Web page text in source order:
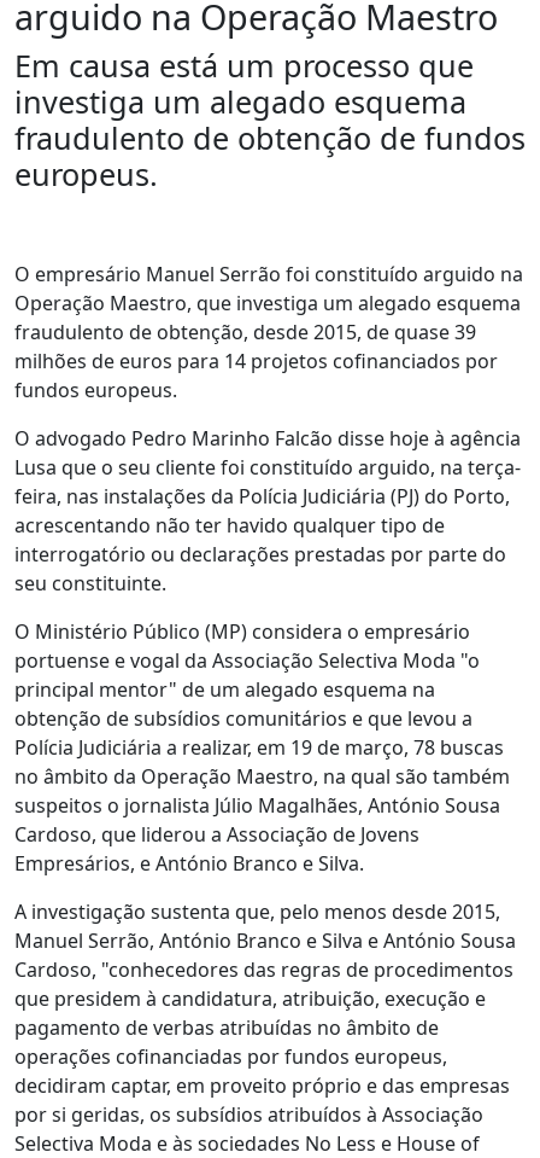
arguido na Operação Maestro
Em causa está um processo que
investiga um alegado esquema
fraudulento de obtenção de fundos
europeus.
O empresário Manuel Serrão foi constituído arguido na
Operação Maestro, que investiga um alegado esquema
fraudulento de obtenção, desde 2015, de quase 39
milhões de euros para 14 projetos cofinanciados por
fundos europeus.
O advogado Pedro Marinho Falcão disse hoje à agência
Lusa que o seu cliente foi constituído arguido, na terça-
feira, nas instalações da Polícia Judiciária (PJ) do Porto,
acrescentando não ter havido qualquer tipo de
interrogatório ou declarações prestadas por parte do
seu constituinte.
O Ministério Público (MP) considera o empresário
portuense e vogal da Associação Selectiva Moda "o
principal mentor" de um alegado esquema na
obtenção de subsídios comunitários e que levou a
Polícia Judiciária a realizar, em 19 de março, 78 buscas
no âmbito da Operação Maestro, na qual são também
suspeitos o jornalista Júlio Magalhães, António Sousa
Cardoso, que liderou a Associação de Jovens
Empresários, e António Branco e Silva.
A investigação sustenta que, pelo menos desde 2015,
Manuel Serrão, António Branco e Silva e António Sousa
Cardoso, "conhecedores das regras de procedimentos
que presidem à candidatura, atribuição, execução e
pagamento de verbas atribuídas no âmbito de
operações cofinanciadas por fundos europeus,
decidiram captar, em proveito próprio e das empresas
por si geridas, os subsídios atribuídos à Associação
Selectiva Moda e às sociedades No Less e House of